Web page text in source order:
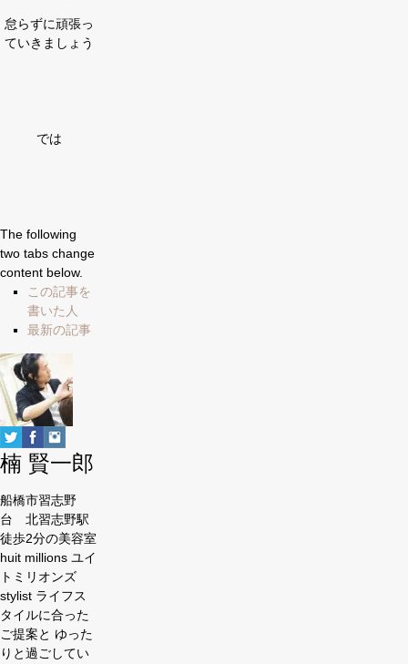
怠らずに頑張っ
ていきましょう
では
The following
two tabs change
content below.
この記事を
書いた人
最新の記事
楠 賢一郎
船橋市習志野
台 北習志野駅
徒歩2分の美容室
huit millions ユイ
トミリオンズ
stylist ライフス
タイルに合った
ご提案と ゆった
りと過ごしてい